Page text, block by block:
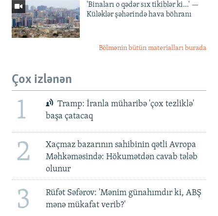
'Binaları o qədər sıx tikiblər ki...' —
Küləklər şəhərində hava böhranı
Bölmənin bütün materialları burada
Çox izlənən
1
Tramp: İranla müharibə 'çox tezliklə'
başa çatacaq
2
Xaçmaz bazarının sahibinin qətli Avropa
Məhkəməsində: Hökumətdən cavab tələb
olunur
3
Rüfət Səfərov: 'Mənim günahımdır ki, ABŞ
mənə mükafat verib?'